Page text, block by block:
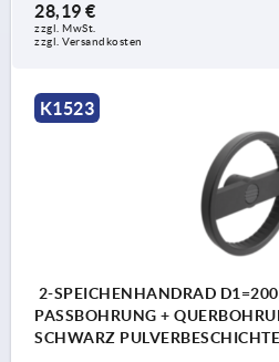
28,19 €
zzgl. MwSt.
zzgl. Versandkosten
K1523
2-SPEICHENHANDRAD
PASSBOHRUNG +
SCHWARZ